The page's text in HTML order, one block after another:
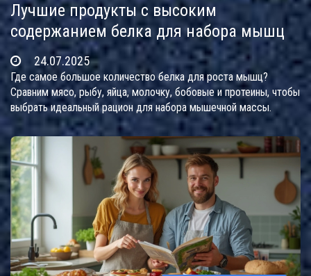
Лучшие продукты с высоким
содержанием белка для набора мышц
24.07.2025
Где самое большое количество белка для роста мышц?
Сравним мясо, рыбу, яйца, молочку, бобовые и протеины, чтобы
выбрать идеальный рацион для набора мышечной массы.